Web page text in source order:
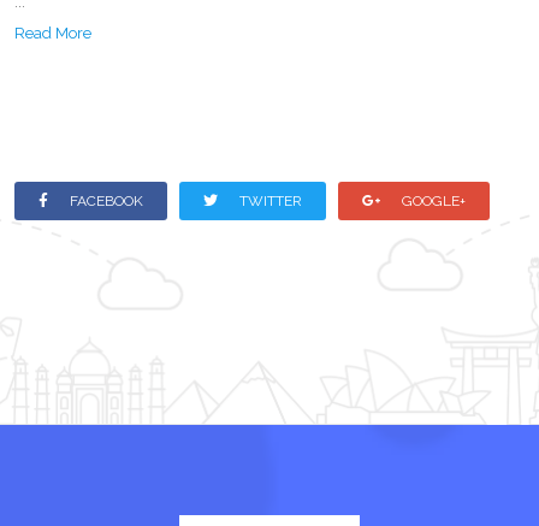
Read More
FACEBOOK TWITTER GOOGLE+